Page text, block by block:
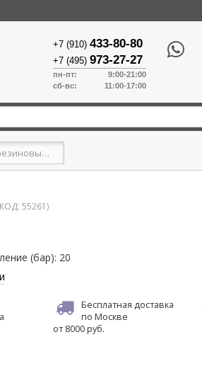
+7 (910) 433-80-80
+7 (495) 973-27-27
пн-пт: 9:00-21:00
сб-вс: 11:00-17:00
Пневмошланг резиновый WESTER 814-005
55261)
(бар): 20
Бесплатная доставка
по Москве
от 8000 руб.